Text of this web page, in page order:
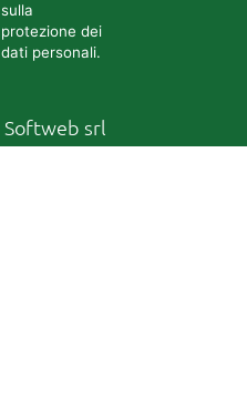
sulla
protezione dei
dati personali.
Softweb srl